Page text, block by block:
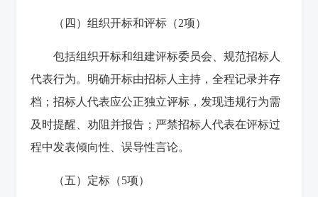
（四）组织开标和评标（2项）
包括组织开标和组建评标委员会、规范招标人
代表行为。明确开标由招标人主持，全程记录并存
档；招标人代表应公正独立评标，发现违规行为需
及时提醒、劝阻并报告；严禁招标人代表在评标过
程中发表倾向性、误导性言论。
（五）定标（5项）